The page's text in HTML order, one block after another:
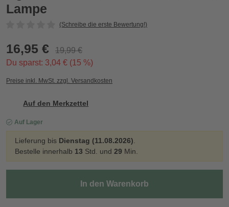
Lampe
(Schreibe die erste Bewertung!)
16,95 €
19,99 €
Du sparst: 3,04 € (15 %)
Preise inkl. MwSt. zzgl. Versandkosten
Auf den Merkzettel
Auf Lager
Lieferung bis Dienstag (11.08.2026).
Bestelle innerhalb 13 Std. und 29 Min.
In den Warenkorb